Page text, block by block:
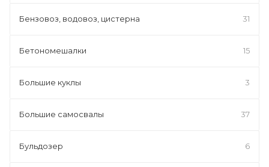
Бензовоз, водовоз, цистерна 31
Бетономешалки 15
Большие куклы 3
Большие самосвалы 37
Бульдозер 6